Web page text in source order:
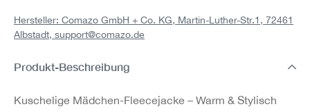
Hersteller: Comazo GmbH + Co. KG, Martin-Luther-Str.1, 72461
Albstadt, support@comazo.de
Produkt-Beschreibung
Kuschelige Mädchen-Fleecejacke – Warm & Stylisch